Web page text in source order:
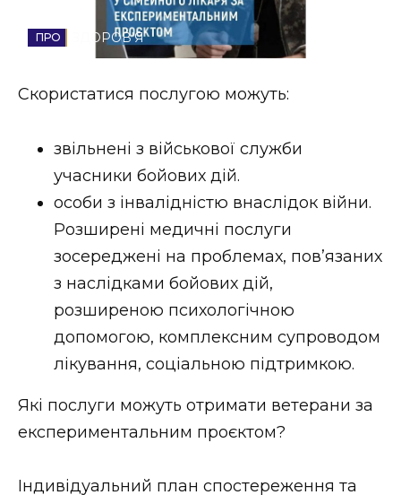
Стиль життя
Втрачений Ужгород
Втрачений Ужгород (відеоверсія)
ЗАКАРПАТСЬКІ НОВИНИ
НОВИНИ ЗАХІДНОЇ УКРАЇНИ
ФОТО
ВІДЕО
ЗДОРОВ'Я
Скористатися послугою можуть:
звільнені з військової служби
учасники бойових дій.
особи з інвалідністю внаслідок війни.
Розширені медичні послуги
зосереджені на проблемах, пов’язаних
з наслідками бойових дій,
розширеною психологічною
допомогою, комплексним супроводом
лікування, соціальною підтримкою.
Які послуги можуть отримати ветерани за
експериментальним проєктом?
Індивідуальний план спостереження та